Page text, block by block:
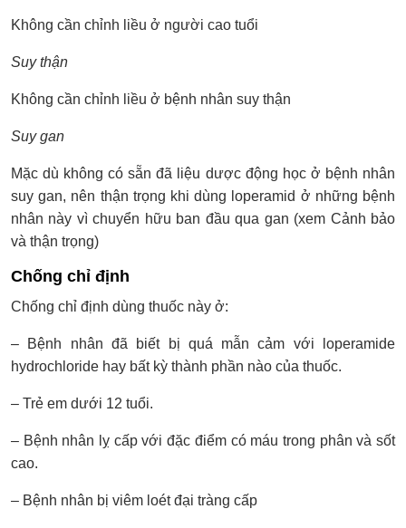
Không cần chỉnh liều ở người cao tuổi
Suy thận
Không cần chỉnh liều ở bệnh nhân suy thận
Suy gan
Mặc dù không có sẵn đã liệu dược động học ở bệnh nhân
suy gan, nên thận trọng khi dùng loperamid ở những bệnh
nhân này vì chuyển hữu ban đầu qua gan (xem Cảnh bảo
và thận trọng)
Chống chỉ định
Chống chỉ định dùng thuốc này ở:
– Bệnh nhân đã biết bị quá mẫn cảm với loperamide
hydrochloride hay bất kỳ thành phần nào của thuốc.
– Trẻ em dưới 12 tuổi.
– Bệnh nhân lỵ cấp với đặc điểm có máu trong phân và sốt
cao.
– Bệnh nhân bị viêm loét đại tràng cấp